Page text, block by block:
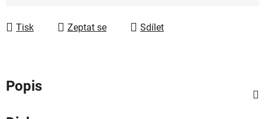
Tisk Zeptat se Sdílet
Popis